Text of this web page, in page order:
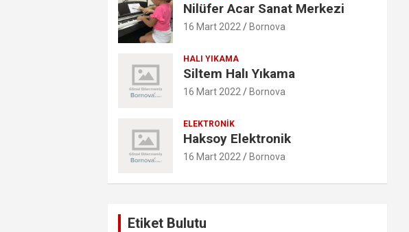
Nilüfer Acar Sanat Merkezi
16 Mart 2022 Bornova
HALI YIKAMA
Siltem Halı Yıkama
16 Mart 2022 Bornova
ELEKTRONIK
Haksoy Elektronik
16 Mart 2022 Bornova
Etiket Bulutu